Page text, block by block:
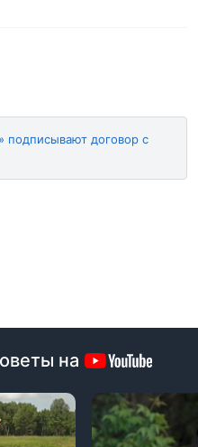
подписывают договор с
на